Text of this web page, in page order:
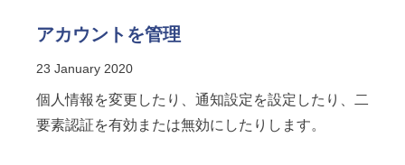
アカウントを管理
23 January 2020
個人情報を変更したり、通知設定を設定したり、二
要素認証を有効または無効にしたりします。